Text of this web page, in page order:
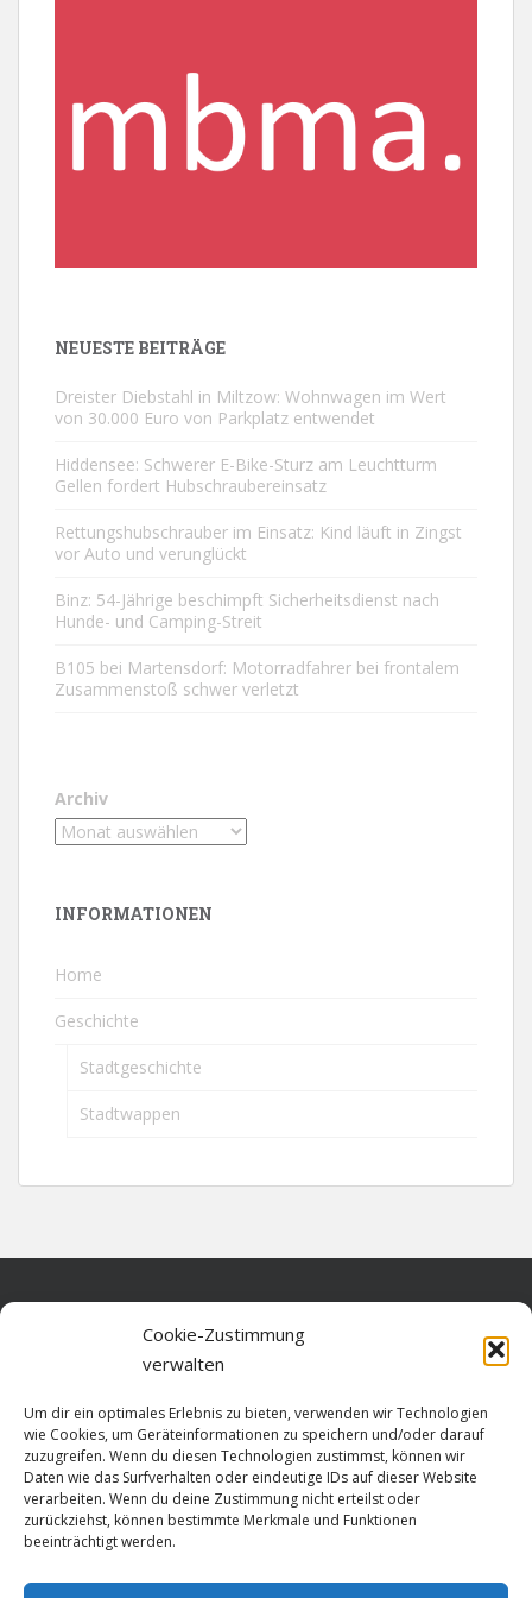
Cookie-Zustimmung
verwalten
Um dir ein optimales Erlebnis zu bieten, verwenden wir Technologien
wie Cookies, um Geräteinformationen zu speichern und/oder darauf
zuzugreifen. Wenn du diesen Technologien zustimmst, können wir
Daten wie das Surfverhalten oder eindeutige IDs auf dieser Website
verarbeiten. Wenn du deine Zustimmung nicht erteilst oder
zurückziehst, können bestimmte Merkmale und Funktionen
beeinträchtigt werden.
NEUESTE BEITRÄGE
Dreister Diebstahl in Miltzow: Wohnwagen im Wert
von 30.000 Euro von Parkplatz entwendet
Hiddensee: Schwerer E-Bike-Sturz am Leuchtturm
Gellen fordert Hubschraubereinsatz
Rettungshubschrauber im Einsatz: Kind läuft in Zingst
vor Auto und verunglückt
Binz: 54-Jährige beschimpft Sicherheitsdienst nach
Hunde- und Camping-Streit
B105 bei Martensdorf: Motorradfahrer bei frontalem
Zusammenstoß schwer verletzt
Archiv
INFORMATIONEN
Home
Geschichte
Stadtgeschichte
Stadtwappen
Datenschutz
Cookie-Richtlinie (EU)
Impressum